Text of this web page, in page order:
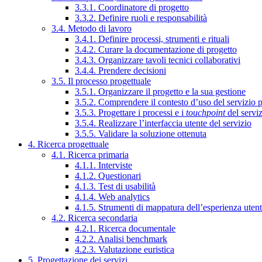
3.3.1. Coordinatore di progetto
3.3.2. Definire ruoli e responsabilità
3.4. Metodo di lavoro
3.4.1. Definire processi, strumenti e rituali
3.4.2. Curare la documentazione di progetto
3.4.3. Organizzare tavoli tecnici collaborativi
3.4.4. Prendere decisioni
3.5. Il processo progettuale
3.5.1. Organizzare il progetto e la sua gestione
3.5.2. Comprendere il contesto d’uso del servizio
3.5.3. Progettare i processi e i touchpointdel
3.5.4. Realizzare l’interfaccia utente del servizio
3.5.5. Validare la soluzione ottenuta
4. Ricerca progettuale
4.1. Ricerca primaria
4.1.1. Interviste
4.1.2. Questionari
4.1.3. Test di usabilità
4.1.4. Web analytics
4.1.5. Strumenti di mappatura dell’esperienza
4.2. Ricerca secondaria
4.2.1. Ricerca documentale
4.2.2. Analisi benchmark
4.2.3. Valutazione euristica
5. Progettazione dei servizi